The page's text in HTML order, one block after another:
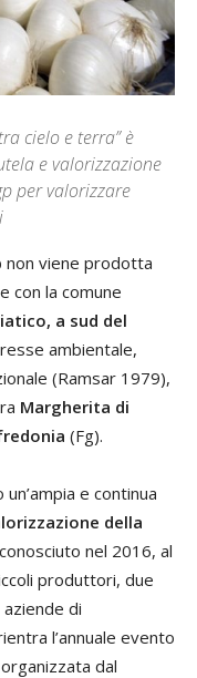
cielo e terra” è
e valorizzazione
per valorizzare
non viene prodotta
con la comune
a sud del
ambientale,
(Ramsar 1979),
Margherita di
(Fg).
e continua
della
nel 2016, al
produttori, due
di
l’annuale evento
organizzata dal